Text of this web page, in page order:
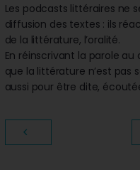
Les podcasts littéraires ne
diffusion des textes : ils
de la littérature, l’oralité.
En réinscrivant la parole
que la littérature n’est pas
aussi pour être dite,